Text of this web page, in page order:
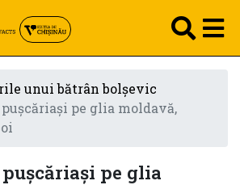
unui bătrân bolșevic
pe glia moldavă,
pe glia